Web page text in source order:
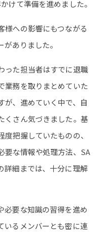
けて準備を進めました。
様への影響にもつながる
ありました。
った担当者はすでに退職
業務を取りまとめていた
が、進めていく中で、自
くさん気づきました。基
把握していたものの、
要な情報や処理方法、SA
詳細までは、十分に理解
必要な知識の習得を進め
いるメンバーとも密に連